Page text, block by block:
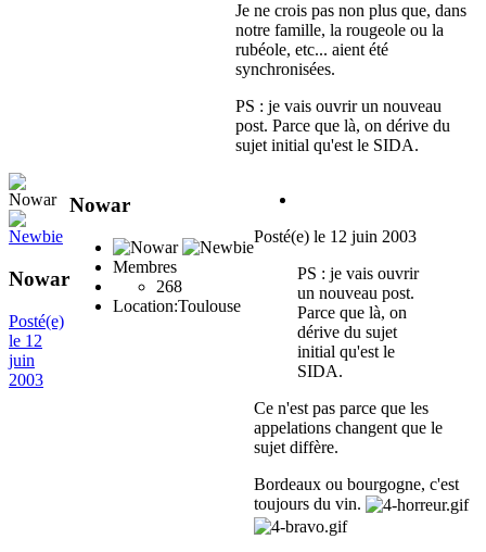
Je ne crois pas non plus que, dans
notre famille, la rougeole ou la
rubéole, etc... aient été
synchronisées.
PS : je vais ouvrir un nouveau
post. Parce que là, on dérive du
sujet initial qu'est le SIDA.
Nowar
Posté(e)
le 12
juin
2003
Nowar
Membres
268
Location:Toulouse
Posté(e) le 12 juin 2003
PS : je vais ouvrir
un nouveau post.
Parce que là, on
dérive du sujet
initial qu'est le
SIDA.
Ce n'est pas parce que les
appelations changent que le
sujet diffère.
Bordeaux ou bourgogne, c'est
toujours du vin.